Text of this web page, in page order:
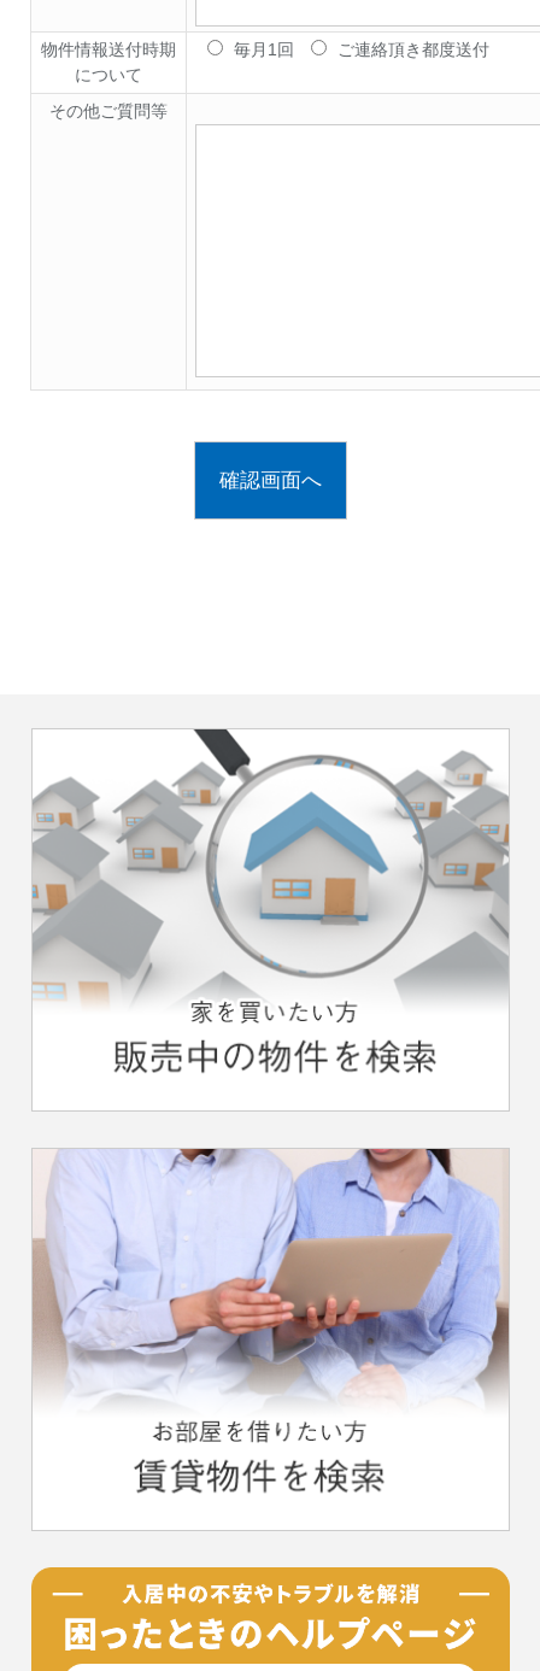
物件情報送付時期
について
毎月1回 ご連絡頂き都度送付
その他ご質問等